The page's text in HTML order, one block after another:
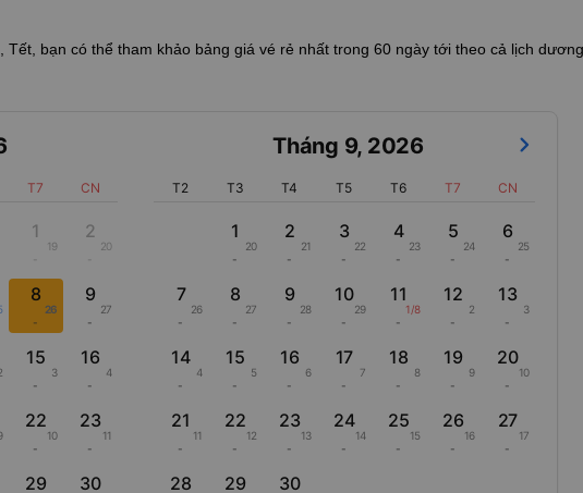
Tết, bạn có thể tham khảo bảng giá vé rẻ nhất trong 60 ngày tới theo cả lịch
T7 CN
1
19
2
20
8
26
-
9
27
-
15
3
-
16
4
-
22
10
-
23
11
-
29 30
Tháng 9, 2026
T2 T3 T4 T5 T6 T7 CN
1
20
-
2
21
-
3
22
-
4
23
-
5
24
-
6
25
-
7
26
-
8
27
-
9
28
-
10
29
-
11
1/8
-
12
2
-
13
3
-
14
4
-
15
5
-
16
6
-
17
7
-
18
8
-
19
9
-
20
10
-
21
11
-
22
12
-
23
13
-
24
14
-
25
15
-
26
16
-
27
17
-
28 29 30